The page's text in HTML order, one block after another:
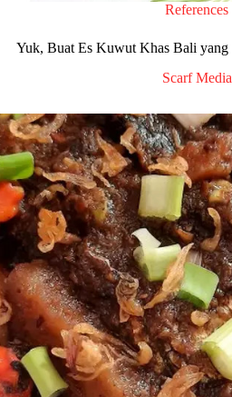
References
Yuk, Buat Es Kuwut Khas Bali yang
Scarf Media